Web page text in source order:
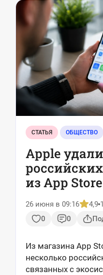
СТАТЬЯ ОБЩЕСТВО
Apple
из App Store
26 июня в 09:16 4,9
0
0
Из магазина App
несколько
связанных с